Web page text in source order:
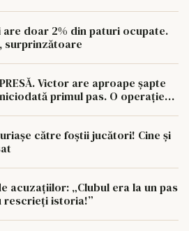
are doar 2% din paturi ocupate.
surprinzătoare
PRESĂ. Victor are aproape șapte
primul pas. O operație
către foștii jucători! Cine și
acuzațiilor: „Clubul era la un pas
rescrieți istoria!”